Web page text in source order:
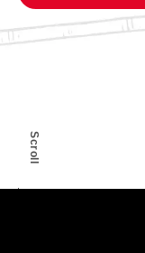
Scroll